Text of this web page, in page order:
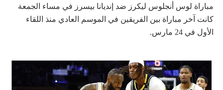
مباراة لوس أنجلوس ليكرز ضد إنديانا بيسرز في مساء الجمعة
كانت آخر مباراة بين الفريقين في الموسم العادي منذ اللقاء
الأول في 24 مارس.